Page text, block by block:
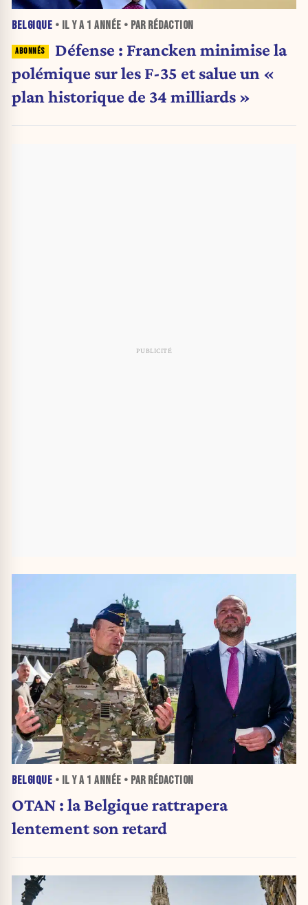
BELGIQUE • IL Y A 1 ANNÉE • PAR RÉDACTION
Défense : Francken minimise la
polémique sur les F-35 et salue un «
plan historique de 34 milliards »
BELGIQUE • IL Y A 1 ANNÉE • PAR RÉDACTION
OTAN : la Belgique rattrapera
lentement son retard